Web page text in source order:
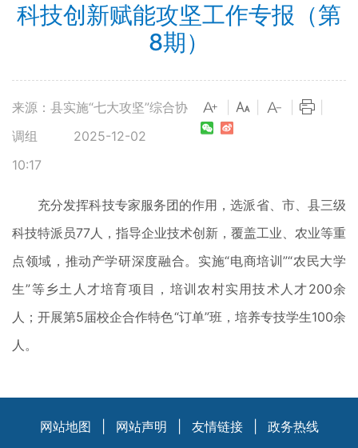
科技创新赋能攻坚工作专报（第
8期）
来源：县实施“七大攻坚”综合协
调组
2025-12-02
10:17
充分发挥科技专家服务团的作用，选派省、市、县三级
科技特派员77人，指导企业技术创新，覆盖工业、农业等重
点领域，推动产学研深度融合。实施“电商培训”“农民大学
生”等乡土人才培育项目，培训农村实用技术人才200余
人；开展第5届校企合作特色“订单”班，培养专技学生100余
人。
网站地图 网站声明 友情链接 政务热线